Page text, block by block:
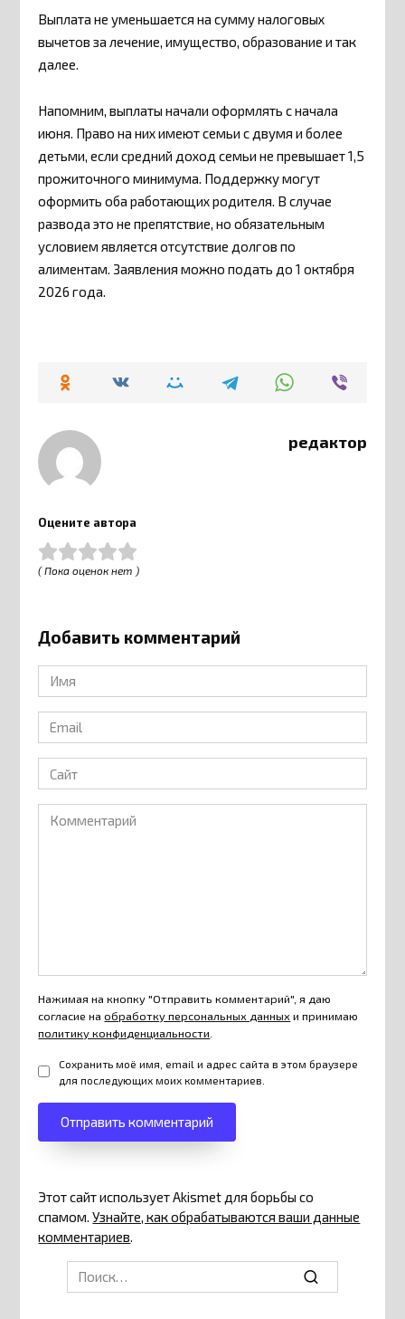
Выплата не уменьшается на сумму налоговых
вычетов за лечение, имущество, образование и так
далее.
Напомним, выплаты начали оформлять с начала
июня. Право на них имеют семьи с двумя и более
детьми, если средний доход семьи не превышает 1,5
прожиточного минимума. Поддержку могут
оформить оба работающих родителя. В случае
развода это не препятствие, но обязательным
условием является отсутствие долгов по
алиментам. Заявления можно подать до 1 октября
2026 года.
редактор
Оцените автора
( Пока оценок нет )
Добавить комментарий
Имя
*
Email
*
Сайт
Комментарий
Нажимая на кнопку "Отправить комментарий", я даю
согласие наобработку персональных данных и принимаю
политику конфиденциальности
Сохранить моё имя, email и адрес сайта в этом браузере
для последующих моих комментариев.
Этот сайт использует Akismet для борьбы со
спамом.Узнайте, как обрабатываются ваши данные
комментариев.
Search
for: